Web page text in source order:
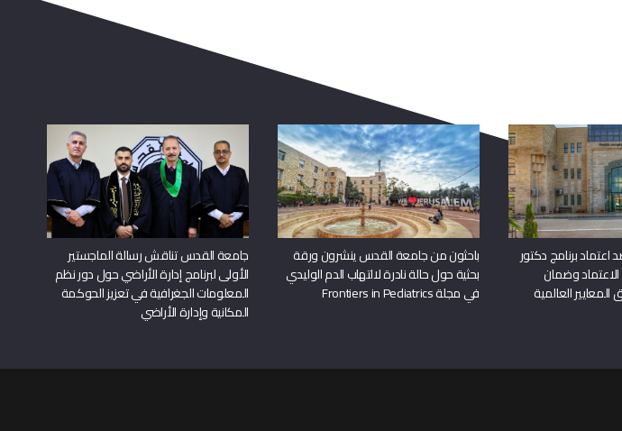
الحياة في جامعة القدس
الحياة في الجامعة
اشترك في القائمة البريدية
قم بادخال بريدك الالكتروني لتصلك النشرة الالكترونية بانتظام